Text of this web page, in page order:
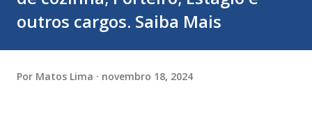
outros cargos. Saiba Mais
Por Matos Lima novembro 18, 2024